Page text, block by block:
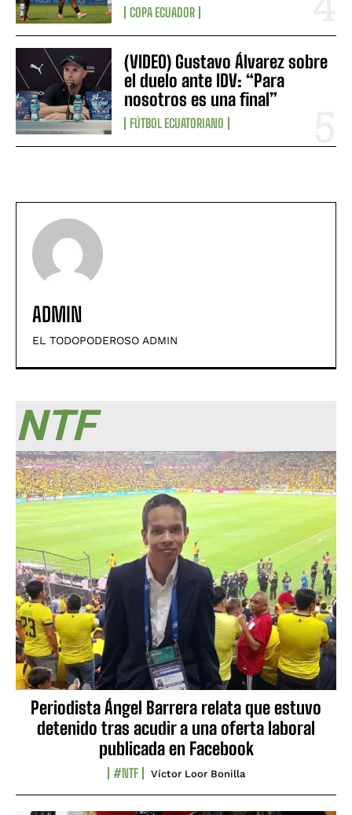
COPA ECUADOR
(VIDEO) Gustavo Álvarez sobre
el duelo ante IDV: “Para
nosotros es una final”
FÚTBOL ECUATORIANO
ADMIN
EL TODOPODEROSO ADMIN
NTF
Periodista Ángel Barrera relata que estuvo
detenido tras acudir a una oferta laboral
publicada en Facebook
#NTF Víctor Loor Bonilla